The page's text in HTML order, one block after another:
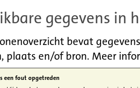
gegevens in
bevat
plaats en/of bron. Meer
een fout opgetreden